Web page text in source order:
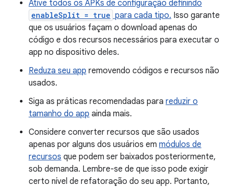
Ative todos os APKs de configuração definindo
enableSplit = true para cada tipo. Isso garante
que os usuários façam o download apenas do
código e dos recursos necessários para executar o
app no dispositivo deles.
Reduza seu app removendo códigos e recursos não
usados.
Siga as práticas recomendadas para reduzir o
tamanho do app ainda mais.
Considere converter recursos que são usados
apenas por alguns dos usuários em módulos de
recursos que podem ser baixados posteriormente,
sob demanda. Lembre-se de que isso pode exigir
certo nível de refatoração do seu app. Portanto,